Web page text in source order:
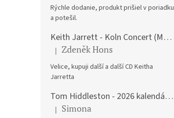
Rýchle dodanie, produkt prišiel v poriadku
a potešil.
Keith Jarrett - Koln Concert (Music CD)
Hodnocení produktu je 5 z 5 hvězdiček.
| Zdeněk Hons
Velice, kupuji další a další CD Keitha
Jarretta
Tom Hiddleston - 2026 kalendář A3
Hodnocení produktu je 5 z 5 hvězdiček.
| Simona